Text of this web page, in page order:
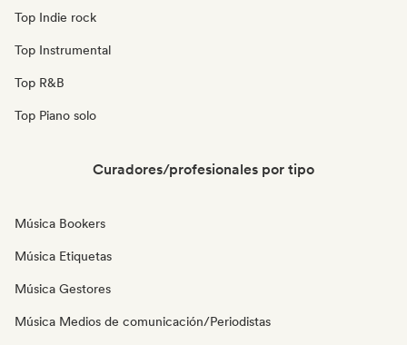
Top Indie rock
Top Instrumental
Top R&B
Top Piano solo
Curadores/profesionales por tipo
Música Bookers
Música Etiquetas
Música Gestores
Música Medios de comunicación/Periodistas